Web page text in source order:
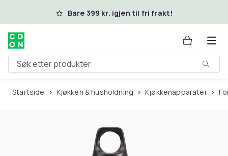
Hopp til hovedinnholdBare 399 kr. igjen til fri frakt!
Søk etter produkter
Startside Kjøkken & husholdning Kjøkkenapparater